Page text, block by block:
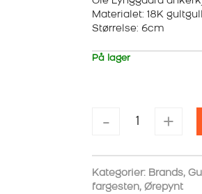
Materialet: 18K
Størrelse: 6cm
På lager
-
OLE
LYNGGAARD
KORT
VEDHENG
TIL
+
Kategorier: Brands,
fargesten, Ørepynt